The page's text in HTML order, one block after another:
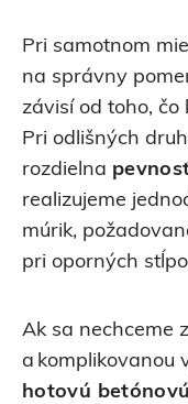
Pri samotnom
na správny
závisí od toho,
Pri odlišných
rozdielna
realizujeme
múrik,
pri oporných
Ak sa nechceme
a komplikovanou
hotovú